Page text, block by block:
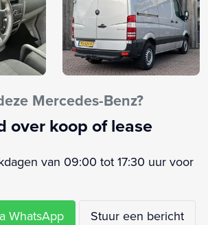
Mercedes-Benz?
over koop of lease
van 09:00 tot 17:30 uur voor
WhatsApp Stuur een bericht